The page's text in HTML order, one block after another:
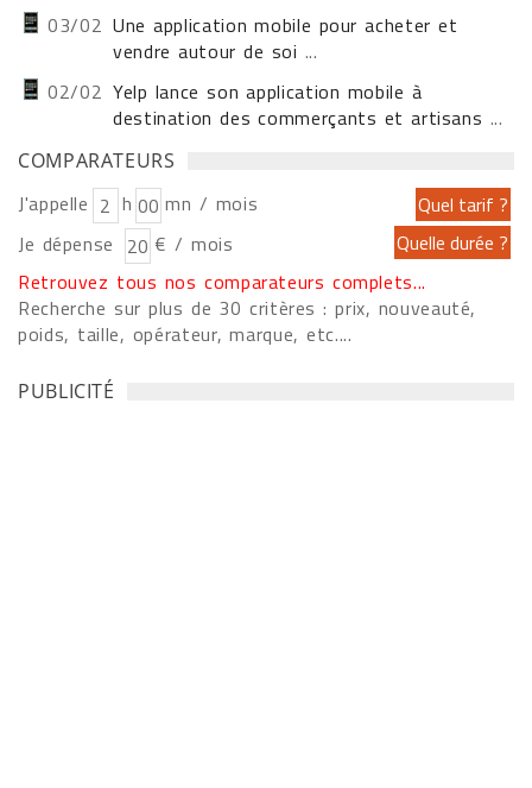
03/02 Une application mobile pour acheter et
vendre autour de soi ...
02/02 Yelp lance son application mobile à
destination des commerçants et artisans ...
COMPARATEURS
J'appelle h
mn / mois
Je dépense
€ / mois
Retrouvez tous nos comparateurs complets...
Recherche sur plus de 30 critères : prix, nouveauté,
poids, taille, opérateur, marque, etc....
PUBLICITÉ